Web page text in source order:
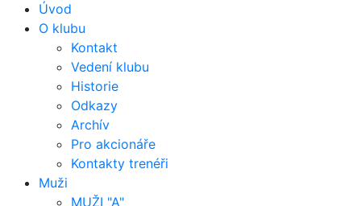
Úvod
O klubu
Kontakt
Vedení klubu
Historie
Odkazy
Archív
Pro akcionáře
Kontakty trenéři
Muži
MUŽI "A"